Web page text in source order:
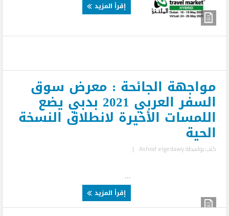
إقرأ المزيد
مواجهة الجائحة : معرض سوق
السفر العربي 2021 بدبي يضع
اللمسات الأخيرة لانطلاق النسخة
الحية
كتب بواسطةAshraf elgedawy
|
إقرأ المزيد